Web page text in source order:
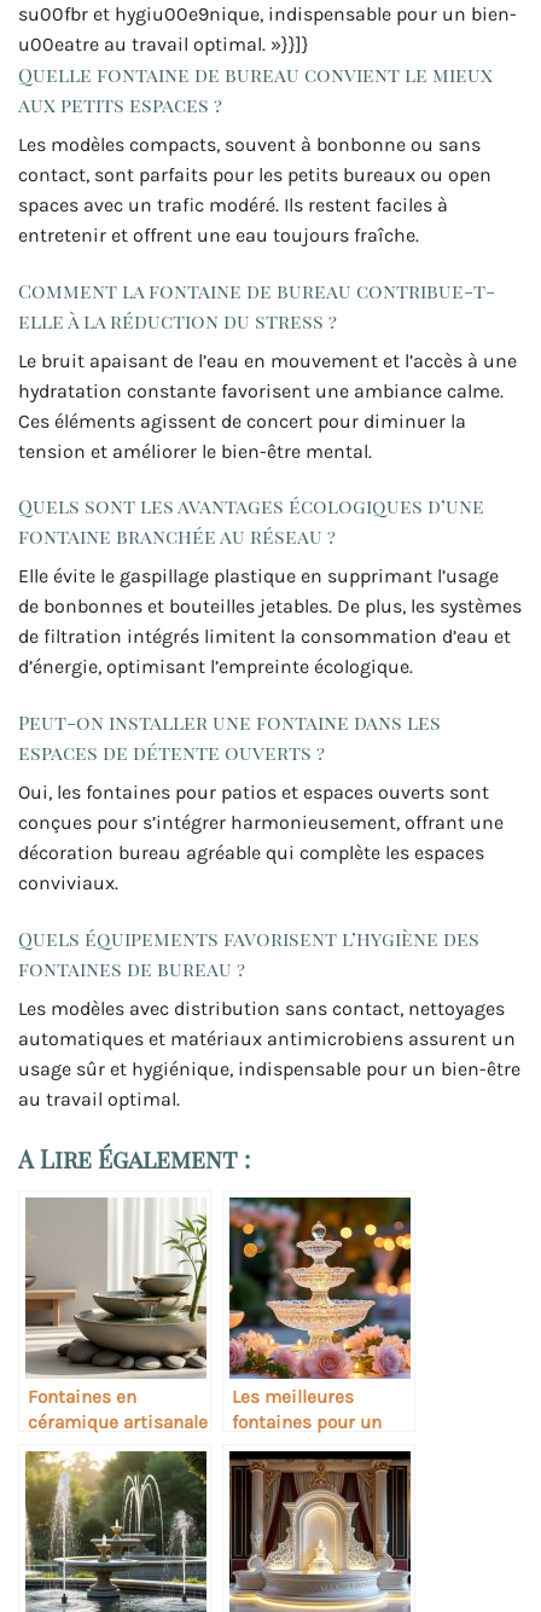
su00fbr et hygiu00e9nique, indispensable pour un bien-
u00eatre au travail optimal. »}}]}
Quelle fontaine de bureau convient le mieux
aux petits espaces ?
Les modèles compacts, souvent à bonbonne ou sans
contact, sont parfaits pour les petits bureaux ou open
spaces avec un trafic modéré. Ils restent faciles à
entretenir et offrent une eau toujours fraîche.
Comment la fontaine de bureau contribue-t-
elle à la réduction du stress ?
Le bruit apaisant de l’eau en mouvement et l’accès à une
hydratation constante favorisent une ambiance calme.
Ces éléments agissent de concert pour diminuer la
tension et améliorer le bien-être mental.
Quels sont les avantages écologiques d’une
fontaine branchée au réseau ?
Elle évite le gaspillage plastique en supprimant l’usage
de bonbonnes et bouteilles jetables. De plus, les systèmes
de filtration intégrés limitent la consommation d’eau et
d’énergie, optimisant l’empreinte écologique.
Peut-on installer une fontaine dans les
espaces de détente ouverts ?
Oui, les fontaines pour patios et espaces ouverts sont
conçues pour s’intégrer harmonieusement, offrant une
décoration bureau agréable qui complète les espaces
conviviaux.
Quels équipements favorisent l’hygiène des
fontaines de bureau ?
Les modèles avec distribution sans contact, nettoyages
automatiques et matériaux antimicrobiens assurent un
usage sûr et hygiénique, indispensable pour un bien-être
au travail optimal.
A Lire Également :
Fontaines en
céramique artisanale
pour intérieurs zen
Les meilleures
fontaines pour un
cadeau de mariage